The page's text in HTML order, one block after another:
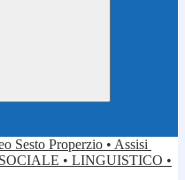
Sesto Properzio • Assisi
• LINGUISTICO •